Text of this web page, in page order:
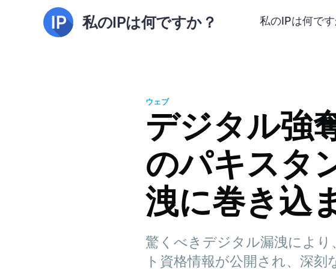
私のIPは何ですか？ 私のIPは何です
ウェブ
デジタル強
のパキスタ
洩に巻き込
驚くべきデジタル漏洩によ
ト資格情報が公開され、深